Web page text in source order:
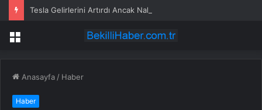
Tesla Gelirlerini Artırdı Ancak Nakit Akışında Sıkıntı Yaşıyor
Menü
Anasayfa / Haber
Haber